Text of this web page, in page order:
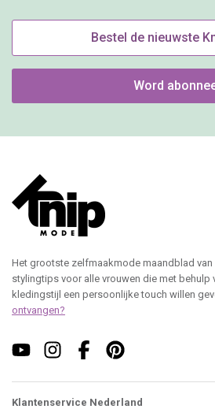
Bestel de nieuwste
Word
Het grootste zelfmaakmode maandblad
stylingtips voor alle vrouwen die met behulp
kledingstijl een persoonlijke touch willen
ontvangen?
Klantenservice Nederland